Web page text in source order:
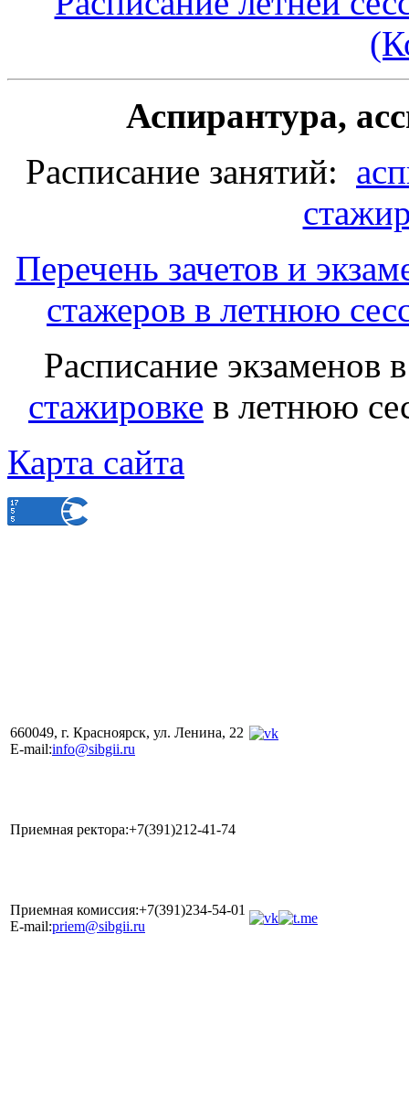
Аспирантура,
Расписание занятий:
Перечень зачетов и
стажеров в летнюю
Расписание экзаменов
стажировке в летнюю
Карта сайта
660049, г. Красноярск, ул. Ленина, 22
E-mail:info@sibgii.ru
Приемная ректора:+7(391)212-41-74
Приемная комиссия:+7(391)234-54-01
E-mail:priem@sibgii.ru